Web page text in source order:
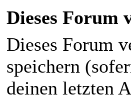
Dieses Forum
Dieses Forum
speichern
deinen letzten